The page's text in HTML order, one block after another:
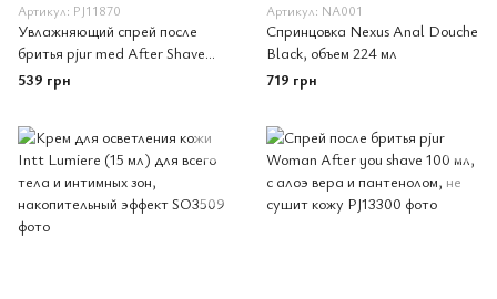
Артикул: PJ11870
Увлажняющий спрей после
бритья pjur med After Shave
Spray 100 мл, без спирта, с
витамином B5 и алоэ
539 грн
Артикул: NA001
Спринцовка Nexus Anal Douche
Black, объем 224 мл
719 грн